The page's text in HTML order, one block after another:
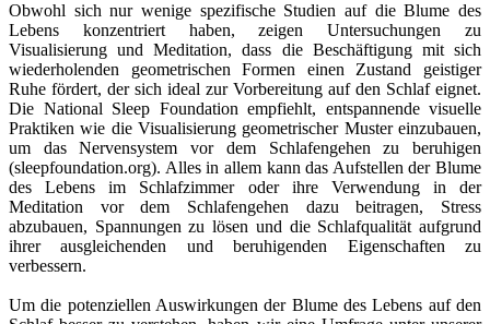
Obwohl sich nur wenige spezifische Studien auf die Blume des
Lebens konzentriert haben, zeigen Untersuchungen zu
Visualisierung und Meditation, dass die Beschäftigung mit sich
wiederholenden geometrischen Formen einen Zustand geistiger
Ruhe fördert, der sich ideal zur Vorbereitung auf den Schlaf eignet.
Die National Sleep Foundation empfiehlt, entspannende visuelle
Praktiken wie die Visualisierung geometrischer Muster einzubauen,
um das Nervensystem vor dem Schlafengehen zu beruhigen
(sleepfoundation.org). Alles in allem kann das Aufstellen der Blume
des Lebens im Schlafzimmer oder ihre Verwendung in der
Meditation vor dem Schlafengehen dazu beitragen, Stress
abzubauen, Spannungen zu lösen und die Schlafqualität aufgrund
ihrer ausgleichenden und beruhigenden Eigenschaften zu
verbessern.
Um die potenziellen Auswirkungen der Blume des Lebens auf den